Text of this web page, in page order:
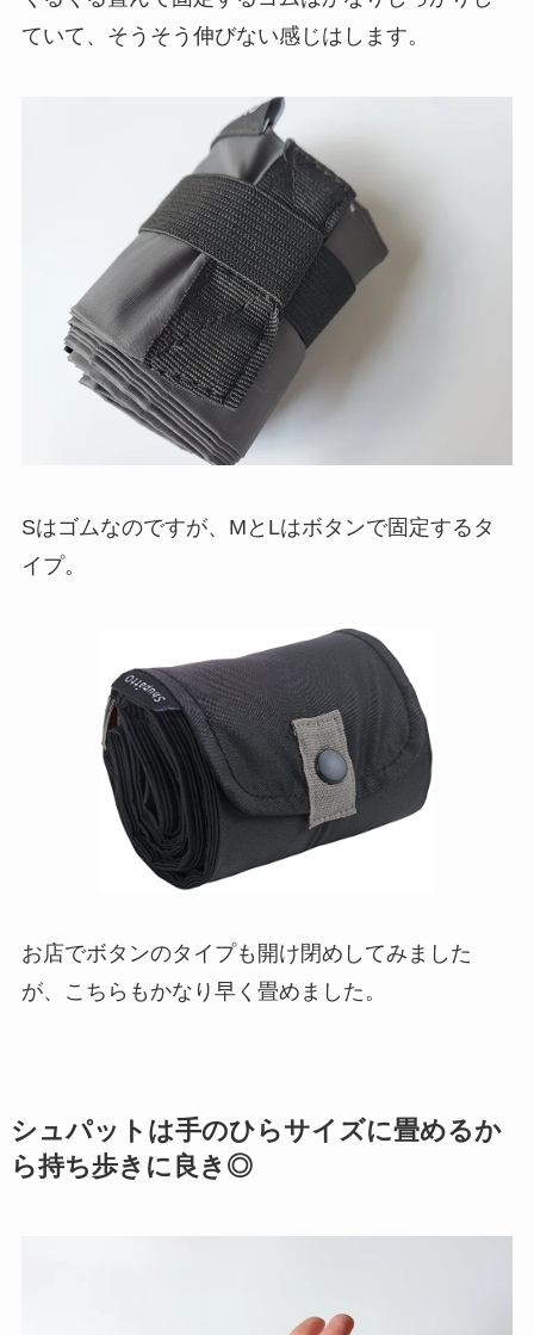
ていて、そうそう伸びない感じはします。
Sはゴムなのですが、MとLはボタンで固定するタ
イプ。
お店でボタンのタイプも開け閉めしてみました
が、こちらもかなり早く畳めました。
シュパットは手のひらサイズに畳めるか
ら持ち歩きに良き◎